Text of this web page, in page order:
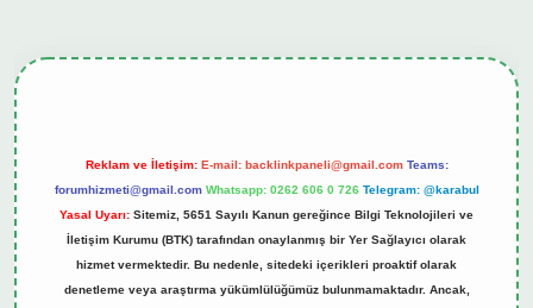
Reklam ve İletişim: E-mail: backlinkpaneli@gmail.com Teams:
forumhizmeti@gmail.com Whatsapp: 0262 606 0 726 Telegram: @karabul
Yasal Uyarı: Sitemiz, 5651 Sayılı Kanun gereğince Bilgi Teknolojileri ve
İletişim Kurumu (BTK) tarafından onaylanmış bir Yer Sağlayıcı olarak
hizmet vermektedir. Bu nedenle, sitedeki içerikleri proaktif olarak
denetleme veya araştırma yükümlülüğümüz bulunmamaktadır. Ancak,